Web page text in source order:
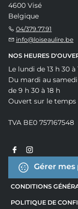
4600 Visé
Belgique
04/379.77.91
info@loiseaulire.be
NOS HEURES
Le lundi de 13 h 30 à
Du mardi au samedi
de 9 h 30 à 18 h
Ouvert sur le temps
TVA BE0 757167548
Gérer mes
CONDITIONS
POLITIQUE DE